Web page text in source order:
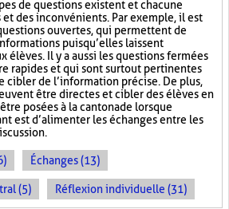
de questions existent et chacune
et des inconvénients. Par exemple, il est
ouvertes, qui permettent de
puisqu’elles laissent
élèves. Il y a aussi les questions fermées
rapides et qui sont surtout pertinentes
cibler de l’information précise. De plus,
être directes et cibler des élèves en
posées à la cantonade lorsque
est d’alimenter les échanges entre les
Échanges (13)
(5) Réflexion individuelle (31)